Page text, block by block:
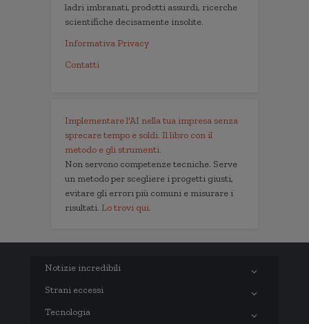
ladri imbranati, prodotti assurdi, ricerche
scientifiche decisamente insolite.
Informativa Privacy
Contatti
Implementare l'AI nella tua impresa senza
sprecare tempo e soldi. Il libro con il
metodo e gli strumenti.
Non servono competenze tecniche. Serve
un metodo per scegliere i progetti giusti,
evitare gli errori più comuni e misurare i
risultati. Lo trovi qui.
Notizie incredibili
Strani eccessi
Tecnologia